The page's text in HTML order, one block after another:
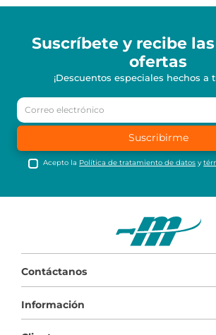
Suscríbete y recibe
ofertas
¡Descuentos especiales hechos a
Suscribirme
Acepto la Política de tratamiento de datos y
Contáctanos
Información